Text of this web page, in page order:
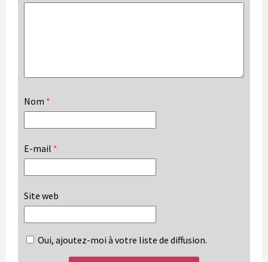
Nom *
E-mail *
Site web
Oui, ajoutez-moi à votre liste de diffusion.